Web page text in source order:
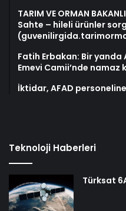
TARIM VE ORMAN
Sahte – hileli ürünler
Fatih Erbakan: Bir yanda
Emevi Camii’nde namaz
İktidar, AFAD
Teknoloji Haberleri
Türksat